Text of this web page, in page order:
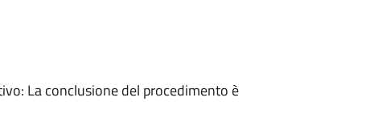
La conclusione del procedimento è